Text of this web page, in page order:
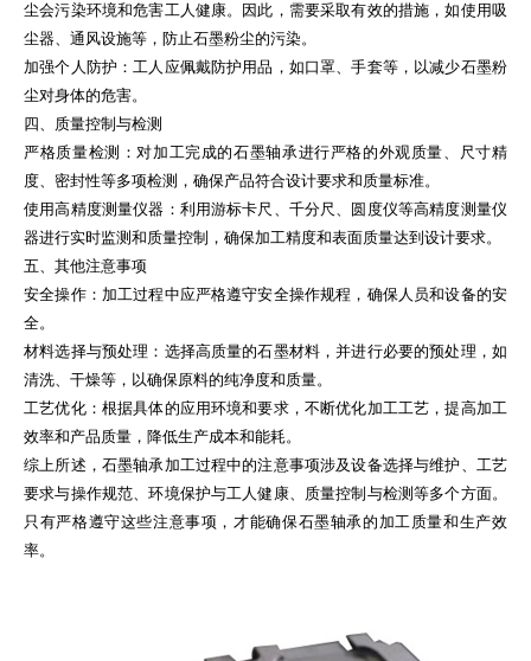
尘会污染环境和危害工人健康。因此，需要采取有效的措施，如使用吸
尘器、通风设施等，防止石墨粉尘的污染。
加强个人防护：工人应佩戴防护用品，如口罩、手套等，以减少石墨粉
尘对身体的危害。
四、质量控制与检测
严格质量检测：对加工完成的石墨轴承进行严格的外观质量、尺寸精
度、密封性等多项检测，确保产品符合设计要求和质量标准。
使用高精度测量仪器：利用游标卡尺、千分尺、圆度仪等高精度测量仪
器进行实时监测和质量控制，确保加工精度和表面质量达到设计要求。
五、其他注意事项
安全操作：加工过程中应严格遵守安全操作规程，确保人员和设备的安
全。
材料选择与预处理：选择高质量的石墨材料，并进行必要的预处理，如
清洗、干燥等，以确保原料的纯净度和质量。
工艺优化：根据具体的应用环境和要求，不断优化加工工艺，提高加工
效率和产品质量，降低生产成本和能耗。
综上所述，石墨轴承加工过程中的注意事项涉及设备选择与维护、工艺
要求与操作规范、环境保护与工人健康、质量控制与检测等多个方面。
只有严格遵守这些注意事项，才能确保石墨轴承的加工质量和生产效
率。